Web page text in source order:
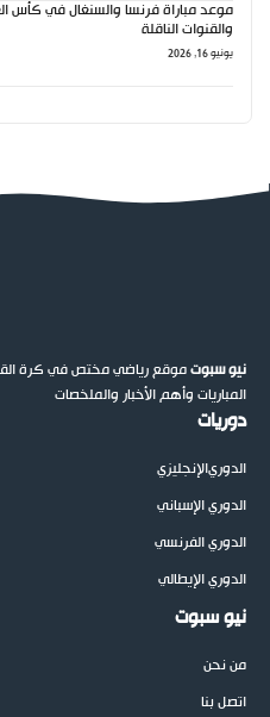
والقنوات الناقلة
يونيو 16, 2026
نيو سبوتموقع رياضي مختص في كرة
المباريات وأهم الأخبار والملخصات
دوريات
الدوريالإنجليزي
الدوري الإسباني
الدوري الفرنسي
الدوري الإيطالي
نيو سبوت
من نحن
اتصل بنا